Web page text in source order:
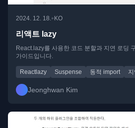
2024. 12. 18. •KO
리액트 lazy
React.lazy를 사용한 코드 분할과 지연 로딩
가이드입니다.
Reactlazy Suspense 동적 import
Jeonghwan Kim